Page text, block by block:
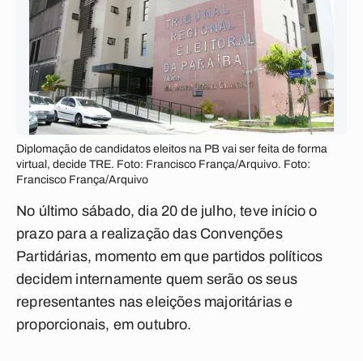
Diplomação de candidatos eleitos na PB vai ser feita de forma
virtual, decide TRE. Foto: Francisco França/Arquivo. Foto:
Francisco França/Arquivo
No último sábado, dia 20 de julho, teve início o
prazo para a realização das Convenções
Partidárias, momento em que partidos políticos
decidem internamente quem serão os seus
representantes nas eleições majoritárias e
proporcionais, em outubro.